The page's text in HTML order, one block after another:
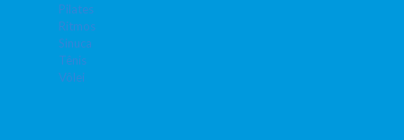
Pilates
Ritmos
Sinuca
Tênis
Vôlei